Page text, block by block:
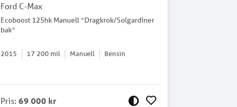
Ford C-Max
Ecoboost 125hk Manuell *Dragkrok/Solgardiner
bak*
2015 17 200mil Manuell Bensin
Pris: 69 000 kr